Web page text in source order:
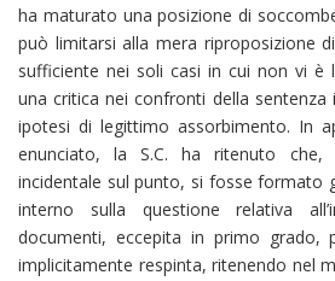
ha maturato una posizione di
può limitarsi alla mera riproposizione
sufficiente nei soli casi in cui non vi è
una critica nei confronti della sentenza
ipotesi di legittimo assorbimento. In
enunciato, la S.C. ha ritenuto che,
incidentale sul punto, si fosse formato
interno sulla questione relativa
documenti, eccepita in primo grado,
implicitamente respinta, ritenendo nel